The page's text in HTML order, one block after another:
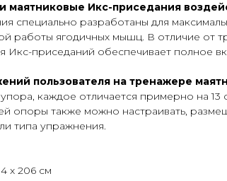
маятниковые Икс-приседания
специально разработаны для
работы ягодичных мышц. В отличие от
Икс-приседаний обеспечивает полное
пользователя на тренажере
каждое отличается примерно на
опоры также можно настраивать,
типа упражнения.
x 206 см